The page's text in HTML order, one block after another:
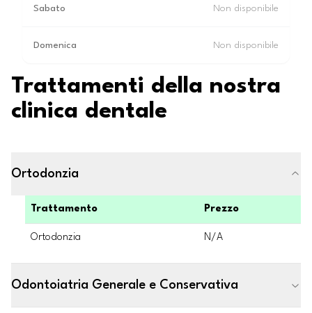
Sabato Non disponibile
Domenica Non disponibile
Trattamenti della nostra
clinica dentale
Ortodonzia
Trattamento Prezzo
Ortodonzia N/A
Odontoiatria Generale e Conservativa